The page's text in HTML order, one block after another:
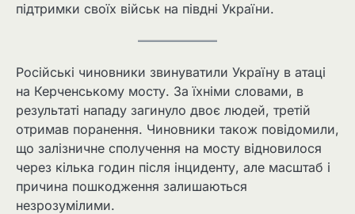
підтримки своїх військ на півдні України.
Російські чиновники звинуватили Україну в атаці
на Керченському мосту. За їхніми словами, в
результаті нападу загинуло двоє людей, третій
отримав поранення. Чиновники також повідомили,
що залізничне сполучення на мосту відновилося
через кілька годин після інциденту, але масштаб і
причина пошкодження залишаються
незрозумілими.